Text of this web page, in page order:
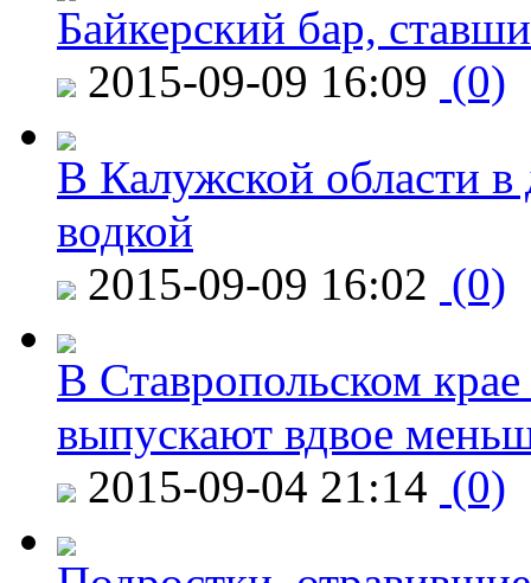
Байкерский бар,
2015-09-09 16:09 (0)
В Калужской области в
водкой
2015-09-09 16:02 (0)
В Ставропольском
выпускают вдвое
2015-09-04 21:14 (0)